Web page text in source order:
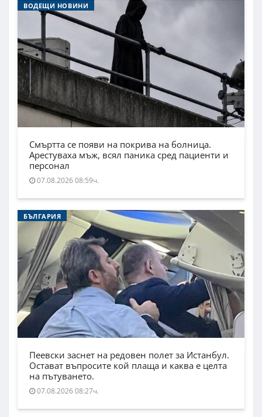
ВОДЕЩИ НОВИНИ
Смъртта се появи на покрива на болница.
Арестуваха мъж, всял паника сред пациенти и
персонал
07.08.2026 08:59ч.
БЪЛГАРИЯ
Пеевски заснет на редовен полет за Истанбул.
Остават въпросите кой плаща и каква е целта
на пътуването.
07.08.2026 08:27ч.